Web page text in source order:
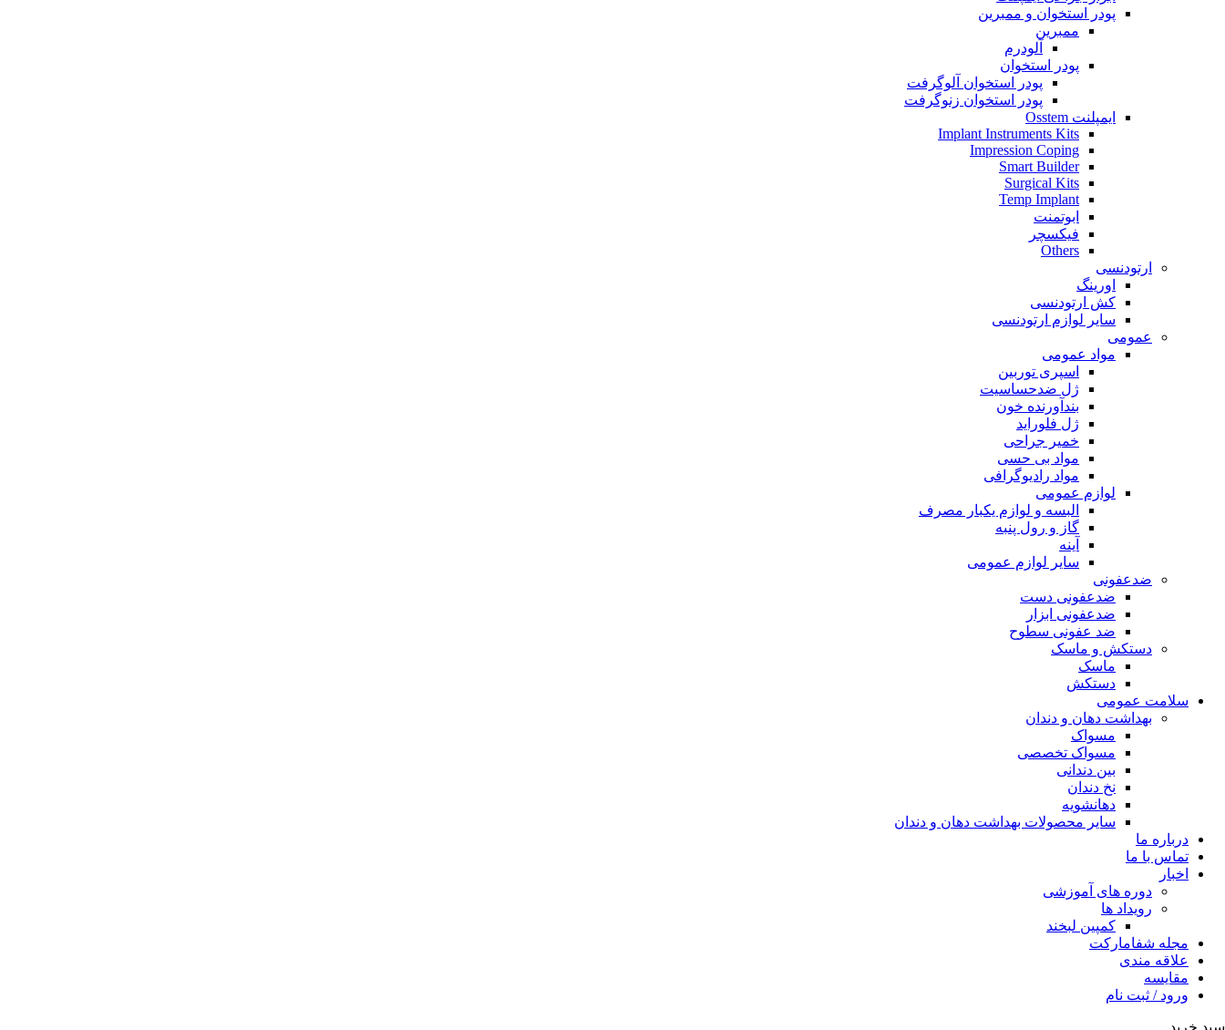
پودر استخوان و ممبرین
ممبرین
آلودرم
پودر استخوان
پودر استخوان آلوگرفت
پودر استخوان زنوگرفت
ایمپلنت Osstem
Implant Instruments Kits
Impression Coping
Smart Builder
Surgical Kits
Temp Implant
ابوتمنت
فیکسچر
Others
ارتودنسی
اورینگ
کش ارتودنسی
سایر لوازم ارتودنسی
عمومی
مواد عمومی
اسپری توربین
ژل ضدحساسیت
بندآورنده خون
ژل فلوراید
خمیر جراحی
مواد بی حسی
مواد رادیوگرافی
لوازم عمومی
البسه و لوازم یکبار مصرف
گاز و رول پنبه
آینه
سایر لوازم عمومی
ضدعفونی
ضدعفونی دست
ضدعفونی ابزار
ضد عفونی سطوح
دستکش و ماسک
ماسک
دستکش
سلامت عمومی
بهداشت دهان و دندان
مسواک
مسواک تخصصی
بین دندانی
نخ دندان
دهانشویه
سایر محصولات بهداشت دهان و دندان
درباره ما
تماس با ما
اخبار
دوره های آموزشی
رویداد ها
کمپین لبخند
مجله شفامارکت
علاقه مندی
مقایسه
ورود / ثبت نام
سبد خرید